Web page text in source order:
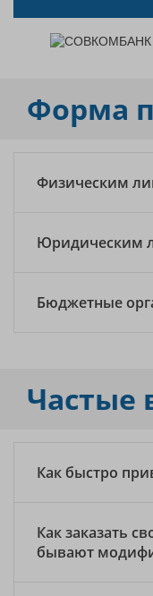
Форма
Физическим
Юридическим
Бюджетные
Частые
Как быстро
Как заказать
бывают